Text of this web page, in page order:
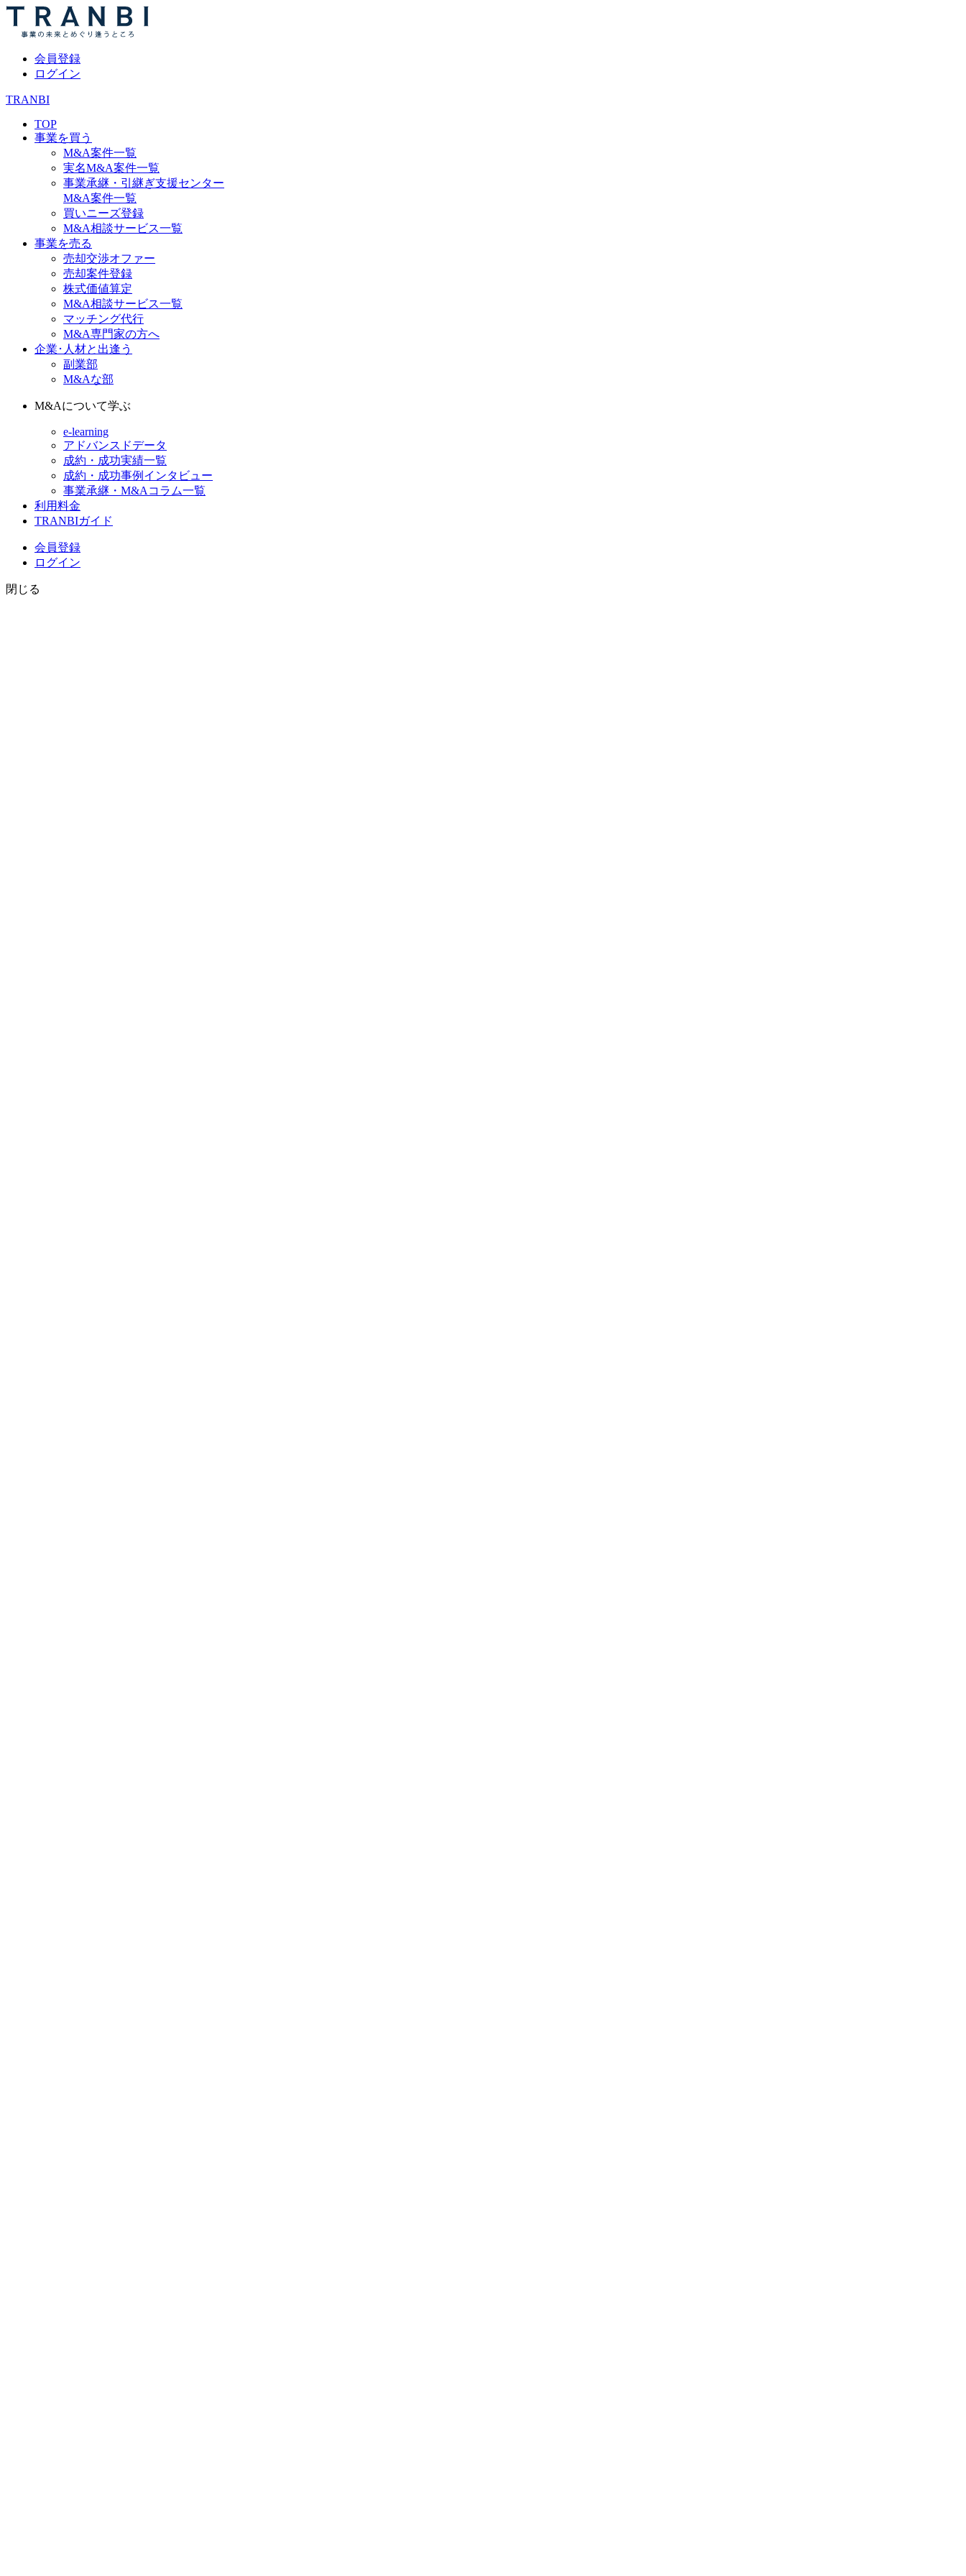
会員登録
ログイン
TRANBI
TOP
事業を買う
M&A案件一覧
実名M&A案件一覧
事業承継・引継ぎ支援センター
M&A案件一覧
買いニーズ登録
M&A相談サービス一覧
事業を売る
売却交渉オファー
売却案件登録
株式価値算定
M&A相談サービス一覧
マッチング代行
M&A専門家の方へ
企業･人材と出逢う
副業部
M&Aな部
M&Aについて学ぶ
e-learning
アドバンスドデータ
成約・成功実績一覧
成約・成功事例インタビュー
事業承継・M&Aコラム一覧
利用料金
TRANBIガイド
会員登録
ログイン
閉じる